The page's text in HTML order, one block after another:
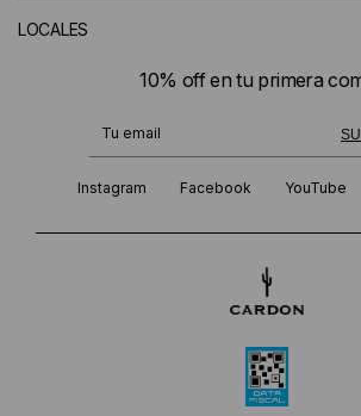
LOCALES
10% off en tu primera
¡Te suscribiste exitosamente!
Instagram Facebook YouTube